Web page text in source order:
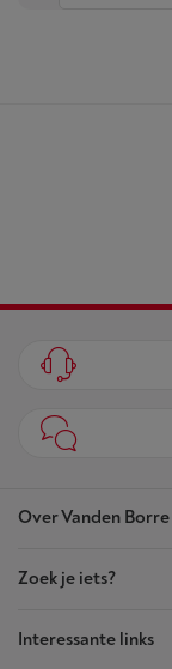
Over Vanden Borre
Onze winkels
Akte van
Zoek je iets?
Je bestellingen
Interessante links